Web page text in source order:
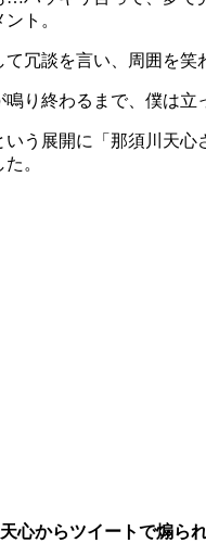
ト。
冗談を言い、周囲を笑
り終わるまで、僕は立
う展開に「那須川天
。
心からツイートで煽ら